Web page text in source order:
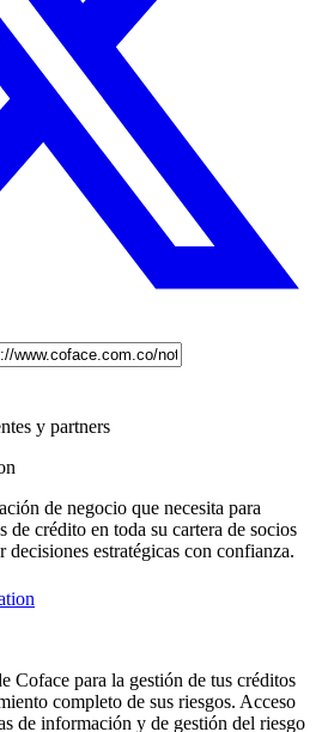
y partners
de negocio que necesita para
de crédito en toda su cartera de socios
decisiones estratégicas con confianza.
Coface para la gestión de tus créditos
completo de sus riesgos. Acceso
de información y de gestión del riesgo